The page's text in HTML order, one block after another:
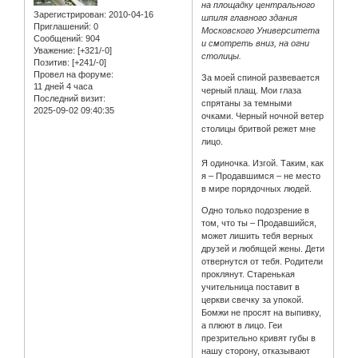
Зарегистрирован: 2010-04-16
Приглашений: 0
Сообщений: 904
Уважение: [+321/-0]
Позитив: [+241/-0]
Провел на форуме:
11 дней 4 часа
Последний визит:
2025-09-02 09:40:35
на площадку центрального
шпиля главного здания
Московского Университета
и смотреть вниз, на огни
столицы.
За моей спиной развевается
черный плащ. Мои глаза
спрятаны за темными
очками. Черный ночной ветер
столицы бритвой режет мне
лицо.
Я одиночка. Изгой. Таким, как
я – Продавшимся – не место
в мире порядочных людей.
Одно только подозрение в
том, что ты – Продавшийся,
может лишить тебя верных
друзей и любящей жены. Дети
отвернутся от тебя. Родители
проклянут. Старенькая
учительница поставит в
церкви свечку за упокой.
Бомжи не просят на выпивку,
а плюют в лицо. Геи
презрительно кривят губы в
нашу сторону, отказывают